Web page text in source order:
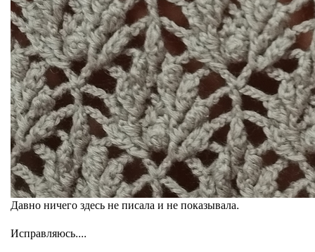
Давно ничего здесь не писала и не показывала.
Исправляюсь....